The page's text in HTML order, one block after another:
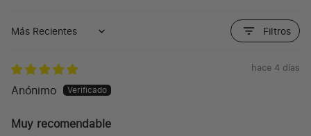
Sort by Filtros
hace 4 días
Anónimo
Muy recomendable